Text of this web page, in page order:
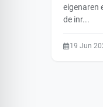
eigenaren
de inr...
19 Jun